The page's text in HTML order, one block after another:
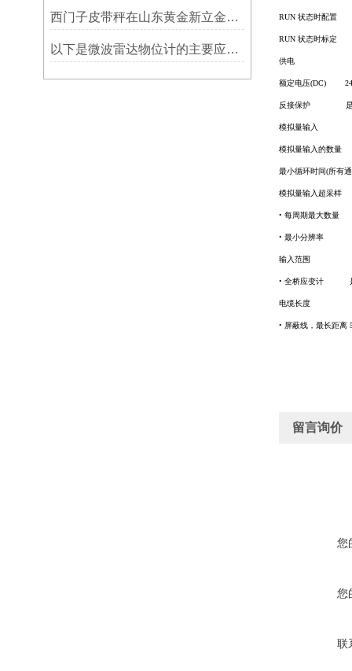
西门子皮带秤在山东黄金新立金矿的成功应用
以下是微波雷达物位计的主要应用领域及具体场景分析
RUN 状态时配
RUN 状态时标定
供电
额定电压(DC)
反接保护
模拟量输入
模拟量输入
最小循环时间(所有
模拟量输入
• 每周期最
• 最小分辨率
输入范围
• 全桥应变计
电缆长度
• 屏蔽线，最长距离
留言询价
您
您
联